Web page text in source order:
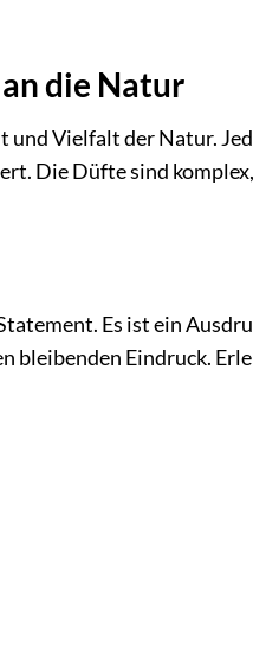
die Natur
und Vielfalt der Natur.
Die Düfte sind
Es ist ein
bleibenden Eindruck.